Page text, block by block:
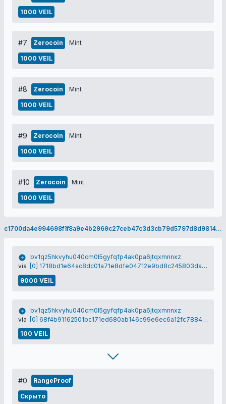
1000 VEIL
#7 Zerocoin Mint
1000 VEIL
#8 Zerocoin Mint
1000 VEIL
#9 Zerocoin Mint
1000 VEIL
#10 Zerocoin Mint
1000 VEIL
c1700da4e994698f1f8a9e4b2969c27ceb47c3d3cb79d5797d8d9814094ef14d
bv1qz5hkvyhu040cm0l5gyfqfp4ak0pa6jtqxmnnxz
via
[0] 1718bd1e64ac8dc01a71e8dfe04712e9bd8c245803da4f5b41547623727cc076
9000 VEIL
bv1qz5hkvyhu040cm0l5gyfqfp4ak0pa6jtqxmnnxz
via [0] 68f4b91162501bc171ed680ab146c99e6ec6a12fc788428a9636f7036226aef1
100 VEIL
#0 RangeProof
Скрыто